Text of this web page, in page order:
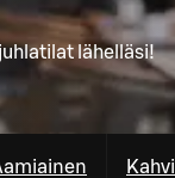
lähelläsi!